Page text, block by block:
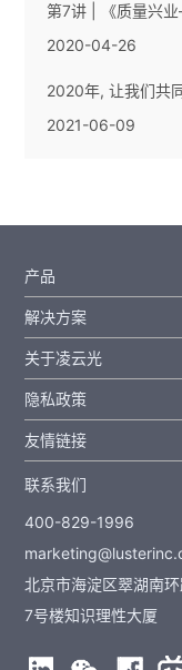
第7讲 | 《质量兴
2020-04-26
2020年, 让我们共
2021-06-09
产品
解决方案
关于凌云光
隐私政策
友情链接
联系我们
400-829-1996
北京市海淀区翠湖南
7号楼知识理性大厦